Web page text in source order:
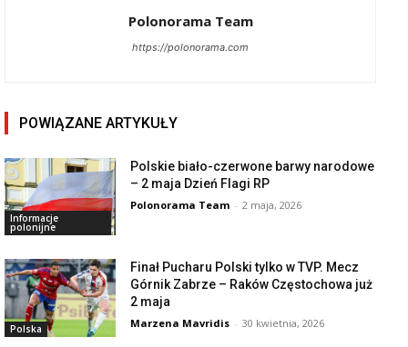
Polonorama Team
https://polonorama.com
POWIĄZANE ARTYKUŁY
Informacje
polonijne
Polskie biało-czerwone barwy narodowe
– 2 maja Dzień Flagi RP
Polonorama Team - 2 maja, 2026
Polska
Finał Pucharu Polski tylko w TVP. Mecz
Górnik Zabrze – Raków Częstochowa już
2 maja
Marzena Mavridis - 30 kwietnia, 2026